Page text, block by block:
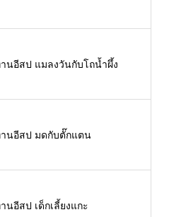
นอีสป แมลงวันกับโถน้ำผึ้ง
นอีสป มดกับตั๊กแตน
นอีสป เด็กเลี้ยงแกะ